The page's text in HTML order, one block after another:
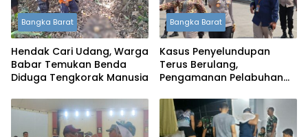
Bangka Barat
Hendak Cari Udang, Warga
Babar Temukan Benda
Diduga Tengkorak Manusia
Bangka Barat
Kasus Penyelundupan
Terus Berulang,
Pengamanan Pelabuhan
Diperketat